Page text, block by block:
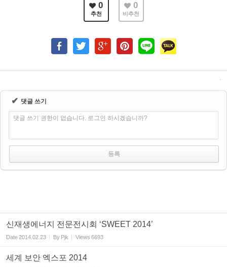
0
추천
0
비추천
✔ 댓글 쓰기
댓글 쓰기 권한이 없습니다. 로그인 하시겠습니까?
신재생에너지 전문전시회 ‘SWEET 2014’
Date2014.02.23 By Pjk Views 6693
세계 보안 엑스포 2014